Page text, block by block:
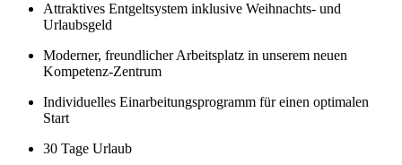
Attraktives Entgeltsystem inklusive Weihnachts- und
Urlaubsgeld
Moderner, freundlicher Arbeitsplatz in unserem neuen
Kompetenz-Zentrum
Individuelles Einarbeitungsprogramm für einen optimalen
Start
30 Tage Urlaub